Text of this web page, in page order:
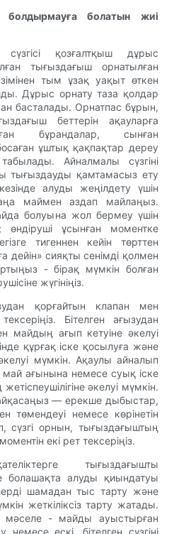
болатын жиі
қозғалтқыш дұрыс
тығыздағыш орнатылған
тым ұзақ уақыт өткен
Дұрыс орнату таза қолдар
басталады. Орнатпас бұрын,
беттерін ақауларға
бұрандалар, сынған
ұштық қақпақтар дереу
Айналмалы сүзгіні
тығыздауды қамтамасыз ету
алуды жеңілдету үшін
маймен аздап майлаңыз.
болуына жол бермеу үшін
өндіруші ұсынған моментке
тигеннен кейін төрттен
дейін» сияқты сенімді қолмен
- бірақ мүмкін болған
жүгініңіз.
қорғайтын клапан мен
Бітелген ағызудан
майдың ағып кетуіне әкелуі
құрғақ іске қосылуға және
мүмкін. Ақаулы айналып
май ағынына немесе суық іске
әкелуі мүмкін.
— ерекше дыбыстар,
немесе көрінетін
сүзгі орнын, тығыздағыштың
екі рет тексеріңіз.
тығыздағышты
болашақта алуды қиындатуы
шамадан тыс тарту және
жеткіліксіз тарту жатады.
мәселе - майды ауыстырған